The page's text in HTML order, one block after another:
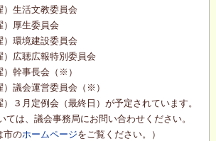
生活文教委員会
厚生委員会
環境建設委員会
広聴広報特別委員会
幹事長会（※）
議会運営委員会（※）
月定例会（最終日）が予定されています。
は、議会事務局にお問い合わせください。
市のホームページをご覧ください。）